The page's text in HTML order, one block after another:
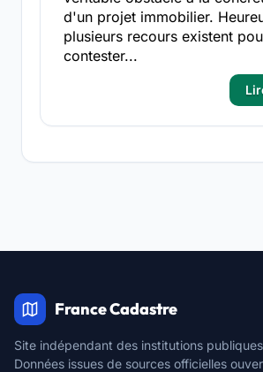
d'un projet immobilier.
plusieurs recours existent
contester...
France Cadastre
Site indépendant des institutions
Données issues de sources officielles